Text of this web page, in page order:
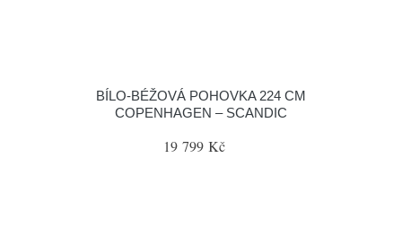
BÍLO-BÉŽOVÁ POHOVKA 224 CM
COPENHAGEN – SCANDIC
19 799 Kč